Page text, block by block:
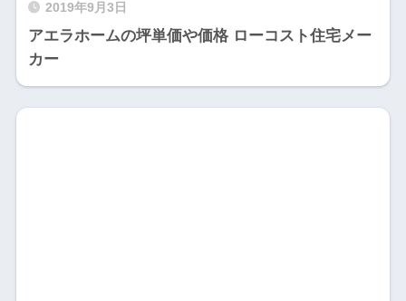
2019年9月3日
アエラホームの坪単価や価格 ローコスト住宅メー
カー